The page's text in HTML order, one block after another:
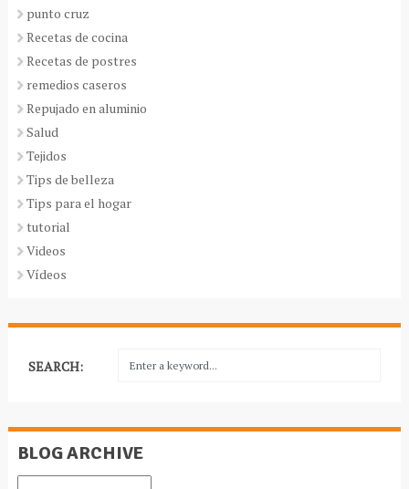
punto cruz
Recetas de cocina
Recetas de postres
remedios caseros
Repujado en aluminio
Salud
Tejidos
Tips de belleza
Tips para el hogar
tutorial
Videos
Vídeos
SEARCH:
BLOG ARCHIVE